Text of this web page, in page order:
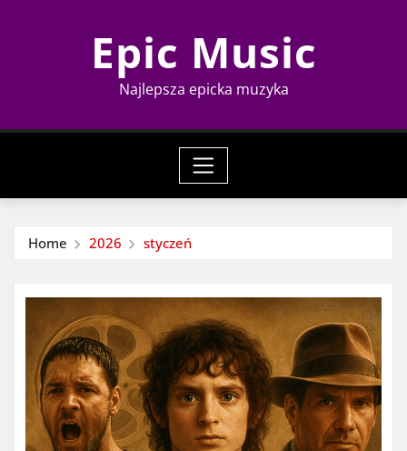
Epic Music
Najlepsza epicka muzyka
Home 2026 styczeń